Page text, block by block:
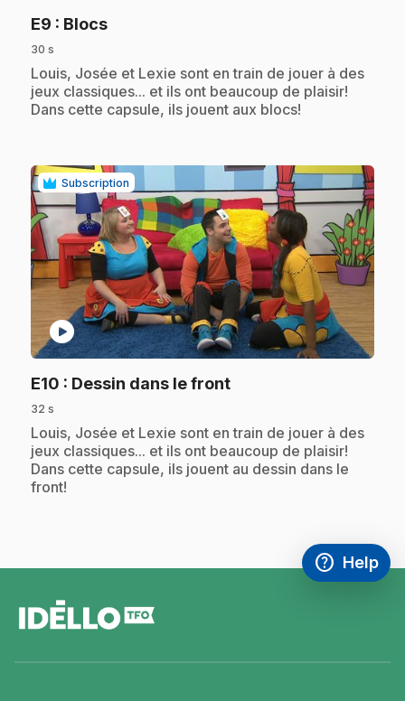
E9 : Blocs.
30 s
.Louis, Josée et Lexie sont en train de jouer à des
jeux classiques... et ils ont beaucoup de plaisir!
Dans cette capsule, ils jouent aux blocs!
Subscription
play_circle
E10 : Dessin dans le front.
32 s
.Louis, Josée et Lexie sont en train de jouer à des
jeux classiques... et ils ont beaucoup de plaisir!
Dans cette capsule, ils jouent au dessin dans le
front!
help
Access
Help
,This link